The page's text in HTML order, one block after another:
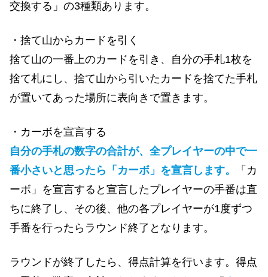
交換する」の3種類あります。
・捨て山からカードを引く
捨て山の一番上のカードを引き、自分の手札1枚を
捨て札にし、捨て山から引いたカードを捨てた手札
が置いてあった場所に表向きで置きます。
・カーボを宣言する
自分の手札の数字の合計が、全プレイヤーの中で一
番小さいと思ったら「カーボ」を宣言します。
「カ
ーボ」を宣言すると宣言したプレイヤーの手番は直
ちに終了し、その後、他の各プレイヤーが1度ずつ
手番を行ったらラウンド終了となります。
ラウンドが終了したら、得点計算を行います。得点